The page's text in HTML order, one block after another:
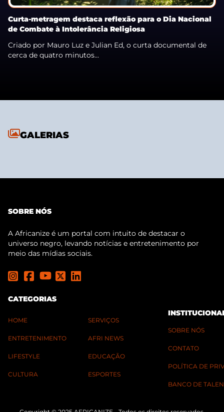
Curta-metragem destaca reflexão para o Dia Nacional
de Combate à Intolerância Religiosa
Criado por Mauro Luz e Julian Ed, o curta documental de
cerca de quatro minutos...
GALERIAS
SOBRE NÓS
A Africanize é um portal com intuito de destacar o
universo negro, levando notícias e entretenimento por
meio das mídias sociais.
CATEGORIAS
HOME
ENTRETENIMENTO
LIFESTYLE
CULTURA
SERVIÇOS
AFRI NEWS
EDUCAÇÃO
ESPORTES
SOBRE NÓS
CONTATO
POLÍTICA DE
BANCO DE